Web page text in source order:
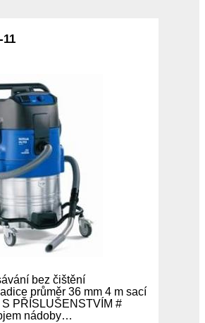
bez čištění
průměr 36 mm 4 m sací
PŘÍSLUŠENSTVÍM #
nádoby…